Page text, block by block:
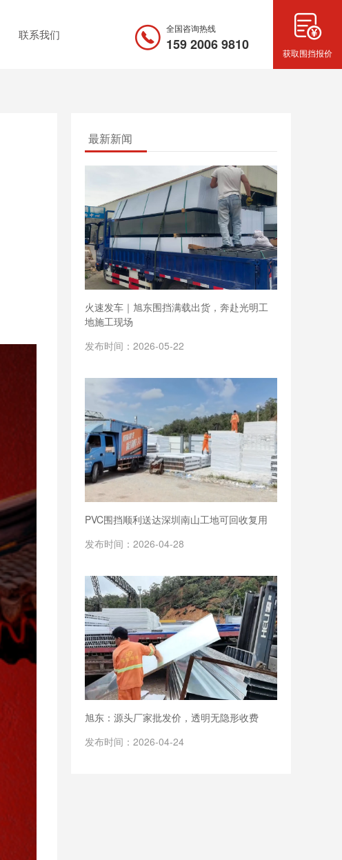
联系我们 全国咨询热线
159 2006 9810 获取围挡报价
最新新闻
火速发车｜旭东围挡满载出货，奔赴光明工
地施工现场
发布时间：2026-05-22
PVC围挡顺利送达深圳南山工地可回收复用
发布时间：2026-04-28
旭东：源头厂家批发价，透明无隐形收费
发布时间：2026-04-24